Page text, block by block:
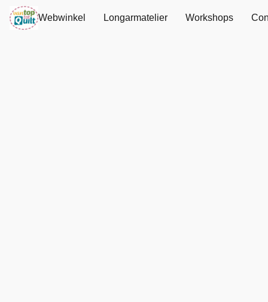
Webwinkel Longarmatelier Workshops